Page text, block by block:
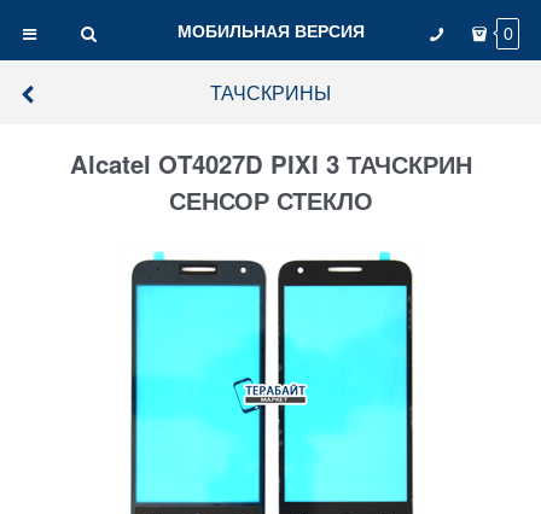
МОБИЛЬНАЯ ВЕРСИЯ 0
ТАЧСКРИНЫ
Alcatel OT4027D PIXI 3 ТАЧСКРИН
СЕНСОР СТЕКЛО